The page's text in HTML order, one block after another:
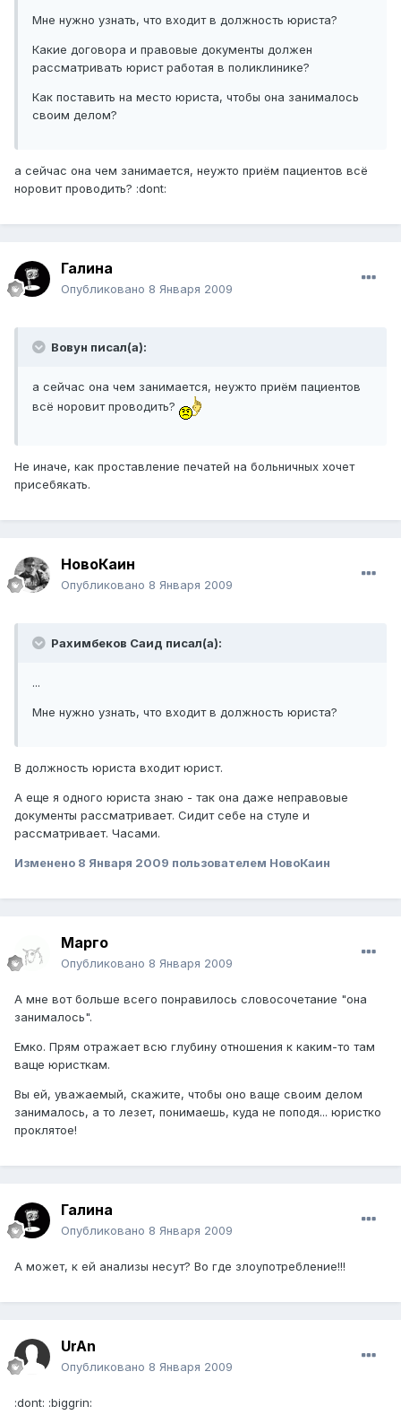
Мне нужно узнать, что входит в должность юриста?
Какие договора и правовые документы должен
рассматривать юрист работая в поликлинике?
Как поставить на место юриста, чтобы она занималось
своим делом?
а сейчас она чем занимается, неужто приём пациентов всё
норовит проводить? :dont:
Галина
Опубликовано 8 Января 2009
Вовун писал(а):
а сейчас она чем занимается, неужто приём пациентов
всё норовит проводить?
Не иначе, как проставление печатей на больничных хочет
присебякать.
НовоКаин
Опубликовано 8 Января 2009
Рахимбеков Саид писал(а):
...
Мне нужно узнать, что входит в должность юриста?
В должность юриста входит юрист.
А еще я одного юриста знаю - так она даже неправовые
документы рассматривает. Сидит себе на стуле и
рассматривает. Часами.
Изменено 8 Января 2009 пользователем НовоКаин
Марго
Опубликовано 8 Января 2009
А мне вот больше всего понравилось словосочетание "она
занималось".
Емко. Прям отражает всю глубину отношения к каким-то там
ваще юристкам.
Вы ей, уважаемый, скажите, чтобы оно ваще своим делом
занималось, а то лезет, понимаешь, куда не поподя... юристко
проклятое!
Галина
Опубликовано 8 Января 2009
А может, к ей анализы несут? Во где злоупотребление!!!
UrAn
Опубликовано 8 Января 2009
:dont: :biggrin: